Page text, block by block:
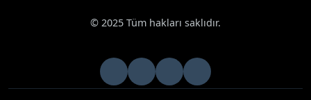
© 2025 Tüm hakları saklıdır.